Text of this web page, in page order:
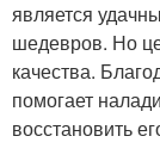
является
шедевров. Но
качества.
помогает
восстановить